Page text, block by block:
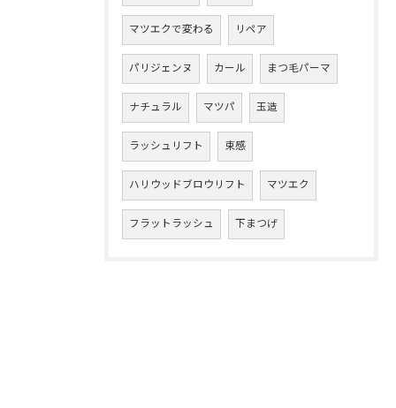
マツエクで変わる リペア
パリジェンヌ カール まつ毛パーマ
ナチュラル マツパ 玉造
ラッシュリフト 束感
ハリウッドブロウリフト マツエク
フラットラッシュ 下まつげ